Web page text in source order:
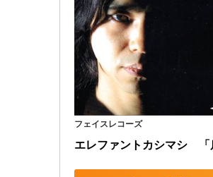
フェイスレコーズ
エレファントカシマシ　「